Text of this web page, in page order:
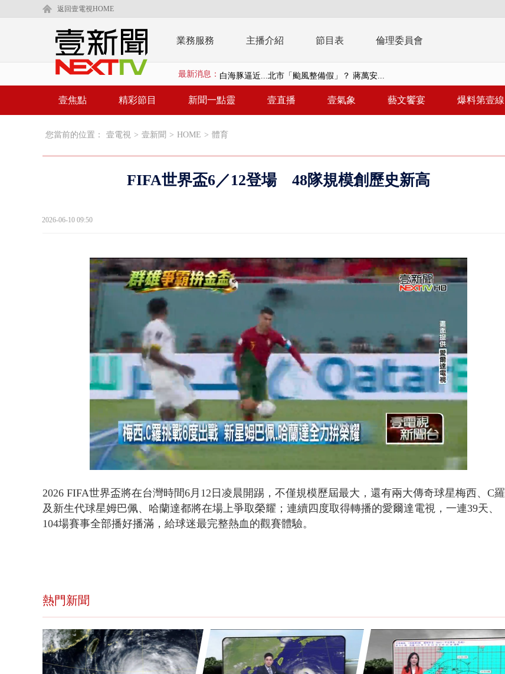
返回壹電視HOME
業務服務 主播介紹 節目表 倫理委員會
最新消息： 白海豚逼近...北市「颱風整備假」？ 蔣萬安...
壹氣象／白海豚進逼！ 外圍雲系影響 北部...
暗網買5000萬筆個資！ 網軍洩密中共遭起訴...
貨車鬼切釀禍 砂石車為閃避悚撞4車釀3傷
壹焦點 精彩節目 新聞一點靈 壹直播 壹氣象 藝文饗宴 爆料第壹線
您當前的位置： 壹電視 > 壹新聞 > HOME > 體育
FIFA世界盃6／12登場 48隊規模創歷史新高
2026-06-10 09:50
77.66%
2026 FIFA世界盃將在台灣時間6月12日凌晨開踢，不僅規模歷屆最大，還有兩大傳奇球星梅西、C羅
及新生代球星姆巴佩、哈蘭達都將在場上爭取榮耀；連續四度取得轉播的愛爾達電視，一連39天、
104場賽事全部播好播滿，給球迷最完整熱血的觀賽體驗。
熱門新聞